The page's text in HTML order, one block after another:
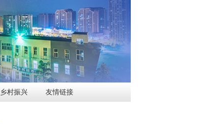
乡村振兴 友情链接